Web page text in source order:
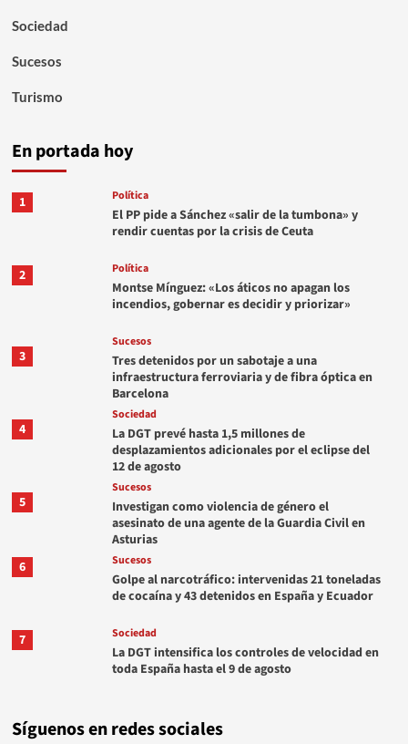
Sociedad
Sucesos
Turismo
En portada hoy
1 Política
El PP pide a Sánchez «salir de la tumbona» y
rendir cuentas por la crisis de Ceuta
2 Política
Montse Mínguez: «Los áticos no apagan los
incendios, gobernar es decidir y priorizar»
3
Sucesos
Tres detenidos por un sabotaje a una
infraestructura ferroviaria y de fibra óptica en
Barcelona
4
Sociedad
La DGT prevé hasta 1,5 millones de
desplazamientos adicionales por el eclipse del
12 de agosto
5
Sucesos
Investigan como violencia de género el
asesinato de una agente de la Guardia Civil en
Asturias
6
Sucesos
Golpe al narcotráfico: intervenidas 21 toneladas
de cocaína y 43 detenidos en España y Ecuador
7 Sociedad
La DGT intensifica los controles de velocidad en
toda España hasta el 9 de agosto
Síguenos en redes sociales